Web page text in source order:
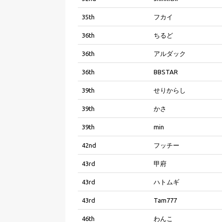
35th フカイ
36th ちるど
36th アルダック
36th BBSTAR
39th せりからし
39th かさ
39th min
42nd フッチー
43rd 甲府
43rd ハトムギ
43rd Tam777
46th わんこ